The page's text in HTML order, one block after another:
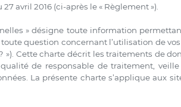
avril 2016 (ci-après le « Règlement »).
» désigne toute information
question concernant l’utilisation de
»). Cette charte décrit les traitements de
de responsable de traitement,
La présente charte s’applique aux